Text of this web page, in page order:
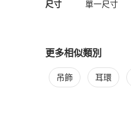
尺寸 單一尺寸
更多相似類別
更多Hermès女士配件
吊飾 耳環